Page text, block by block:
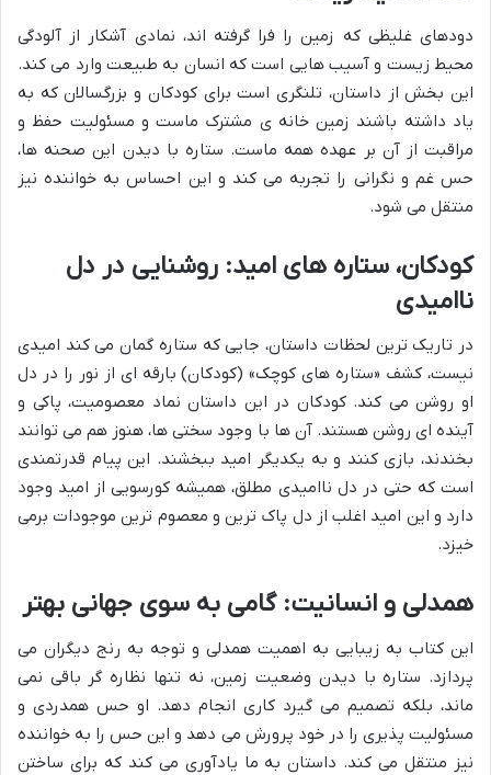
دودهای غلیظی که زمین را فرا گرفته اند، نمادی آشکار از آلودگی
محیط زیست و آسیب هایی است که انسان به طبیعت وارد می کند.
این بخش از داستان، تلنگری است برای کودکان و بزرگسالان که به
یاد داشته باشند زمین خانه ی مشترک ماست و مسئولیت حفظ و
مراقبت از آن بر عهده همه ماست. ستاره با دیدن این صحنه ها،
حس غم و نگرانی را تجربه می کند و این احساس به خواننده نیز
منتقل می شود.
کودکان، ستاره های امید: روشنایی در دل
ناامیدی
در تاریک ترین لحظات داستان، جایی که ستاره گمان می کند امیدی
نیست، کشف «ستاره های کوچک» (کودکان) بارقه ای از نور را در دل
او روشن می کند. کودکان در این داستان نماد معصومیت، پاکی و
آینده ای روشن هستند. آن ها با وجود سختی ها، هنوز هم می توانند
بخندند، بازی کنند و به یکدیگر امید ببخشند. این پیام قدرتمندی
است که حتی در دل ناامیدی مطلق، همیشه کورسویی از امید وجود
دارد و این امید اغلب از دل پاک ترین و معصوم ترین موجودات برمی
خیزد.
همدلی و انسانیت: گامی به سوی جهانی بهتر
این کتاب به زیبایی به اهمیت همدلی و توجه به رنج دیگران می
پردازد. ستاره با دیدن وضعیت زمین، نه تنها نظاره گر باقی نمی
ماند، بلکه تصمیم می گیرد کاری انجام دهد. او حس همدردی و
مسئولیت پذیری را در خود پرورش می دهد و این حس را به خواننده
نیز منتقل می کند. داستان به ما یادآوری می کند که برای ساختن